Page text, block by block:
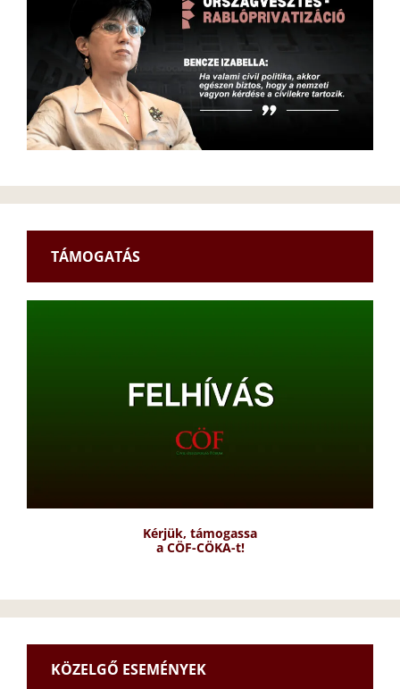
TÁMOGATÁS
Kérjük, támogassa
a CÖF-CÖKA-t!
KÖZELGŐ ESEMÉNYEK